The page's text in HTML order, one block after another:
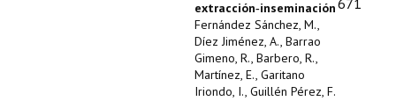
extracción‑inseminación
Fernández Sánchez, M.,
Díez Jiménez, A., Barrao
Gimeno, R., Barbero, R.,
Martínez, E., Garitano
Iriondo, I., Guillén Pérez, F.
671